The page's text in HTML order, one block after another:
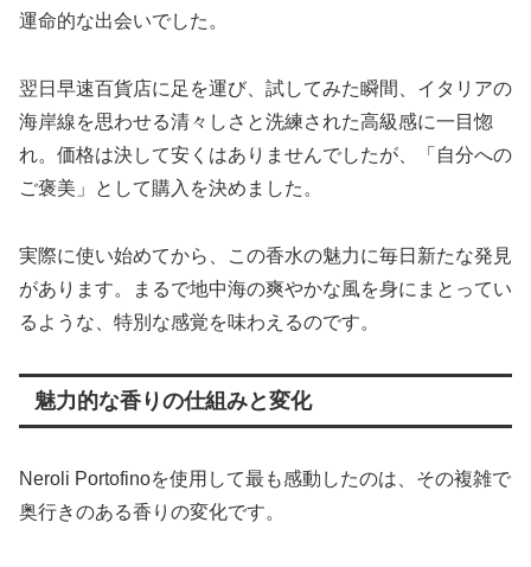
運命的な出会いでした。
翌日早速百貨店に足を運び、試してみた瞬間、イタリアの
海岸線を思わせる清々しさと洗練された高級感に一目惚
れ。価格は決して安くはありませんでしたが、「自分への
ご褒美」として購入を決めました。
実際に使い始めてから、この香水の魅力に毎日新たな発見
があります。まるで地中海の爽やかな風を身にまとってい
るような、特別な感覚を味わえるのです。
魅力的な香りの仕組みと変化
Neroli Portofinoを使用して最も感動したのは、その複雑で
奥行きのある香りの変化です。